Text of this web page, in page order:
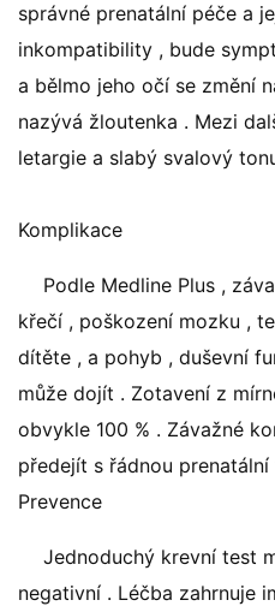
správné prenatální péče a
inkompatibility , bude
a bělmo jeho očí se změní
nazývá žloutenka . Mezi
letargie a slabý svalový
Komplikace
Podle Medline Plus ,
křečí , poškození mozku ,
dítěte , a pohyb , duševní
může dojít . Zotavení z
obvykle 100 % . Závažné
předejít s řádnou
Prevence
Jednoduchý krevní test
negativní . Léčba zahrnuje